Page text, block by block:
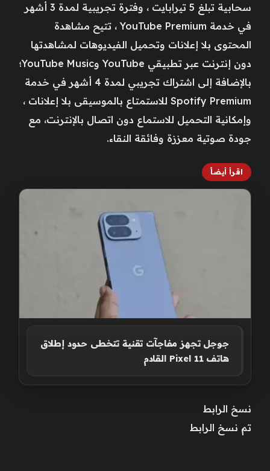
سحابية تبلغ 5 تيرابايت ، وفترة تجريبية لمدة 3 أشهر
في خدمة YouTube Premium ، تتيح مشاهدة
المحتوى بلا إعلانات وتحميل الفيديوهات لمشاهدتها
دون إنترنت عبر تطبيقي YouTube وYouTube Music؛
بالإضافة إلى اشتراك تجريبي لمدة 4 أشهر في خدمة
Spotify Premium للاستمتاع بالموسيقى بلا إعلانات ،
وإمكانية التحميل للاستماع دون اتصال بالإنترنت، مع
جودة صوتية معززة وفائقة النقاء.
اقرأ أيضاً
جوجل تجهز مفاجآت تقنية تتخطى حدود إطلاق
هاتف Pixel 11 القادم
نسخ الرابط
تم نسخ الرابط